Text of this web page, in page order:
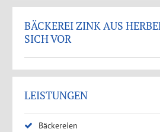
BÄCKEREI ZINK AUS
SICH VOR
LEISTUNGEN
Bäckereien